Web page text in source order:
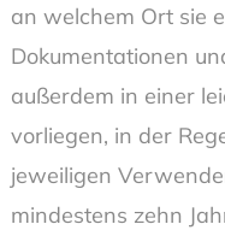
an welchem Ort sie
Dokumentationen
außerdem in einer
vorliegen, in der
jeweiligen
mindestens zehn